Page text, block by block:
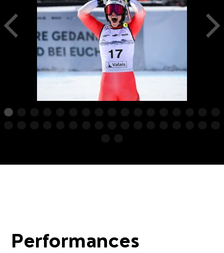
Performances